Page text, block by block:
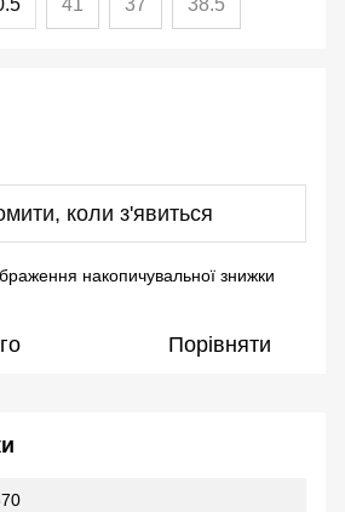
41 37 38.5
коли з'явиться
накопичувальної знижки
Порівняти